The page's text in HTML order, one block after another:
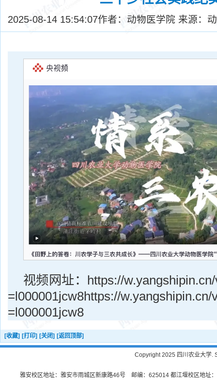
2025-08-14 15:54:07作者：动物医学院 来源：
视频网址：https://
=l000001jcw8https://w.yangshipin.cn/
=l000001jcw8
[收藏] [打印] [关闭] [返回顶部]
Copyright 2025 四川农业大学.
雅安校区地址：雅安市雨城区新康路46号 邮编：625014 都江堰校区地址